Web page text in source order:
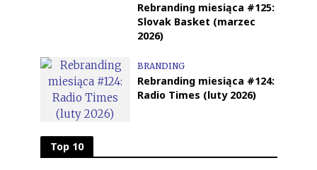
Rebranding miesiąca #125:
Slovak Basket (marzec
2026)
BRANDING
Rebranding miesiąca #124:
Radio Times (luty 2026)
Top 10